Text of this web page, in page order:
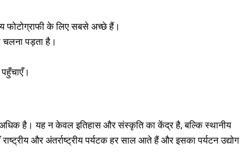
फोटोग्राफी के लिए सबसे अच्छे हैं।
चलना पड़ता है।
अधिक है। यह न केवल इतिहास और संस्कृति का केंद्र है, बल्कि स्थानीय
और अंतर्राष्ट्रीय पर्यटक हर साल आते हैं और इसका पर्यटन उद्योग